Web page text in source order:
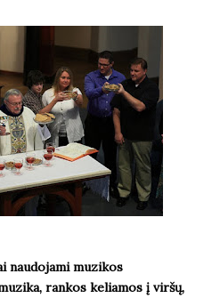
naudojami muzikos
rankos keliamos į viršų,